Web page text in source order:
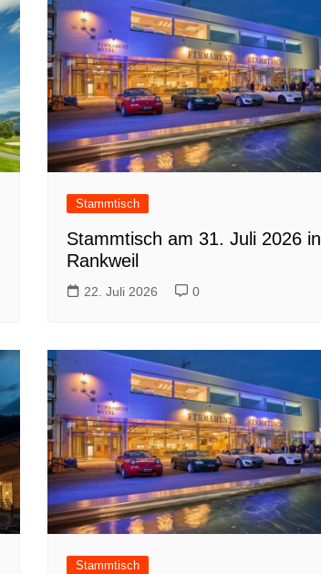
Stammtisch
Stammtisch am 31. Juli 2026 in
Rankweil
22. Juli 2026 0
Stammtisch